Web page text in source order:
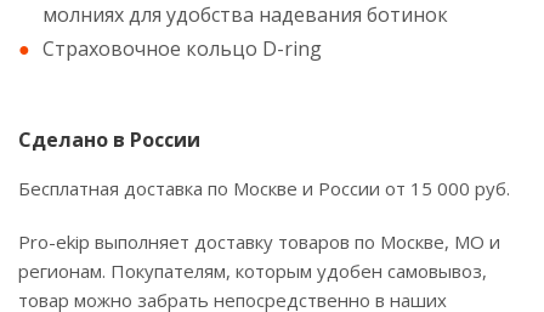
молниях для удобства надевания ботинок
Страховочное кольцо D-ring
Сделано в России
Бесплатная доставка по Москве и России от 15 000 руб.
Pro-ekip выполняет доставку товаров по Москве, МО и
регионам. Покупателям, которым удобен самовывоз,
товар можно забрать непосредственно в наших